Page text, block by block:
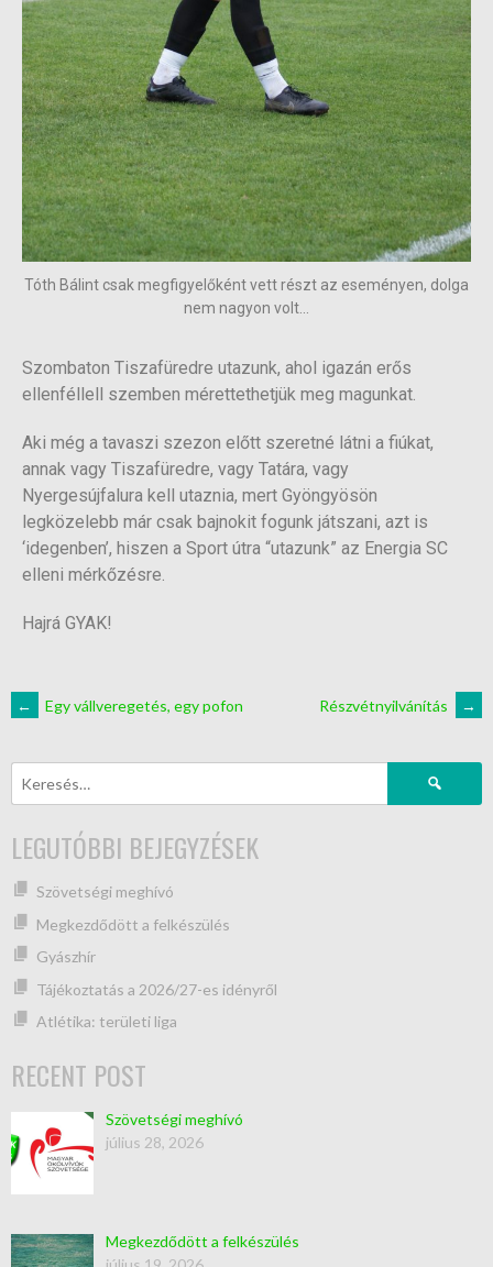
Tóth Bálint csak megfigyelőként vett részt az eseményen, dolga
nem nagyon volt...
Szombaton Tiszafüredre utazunk, ahol igazán erős
ellenféllell szemben mérettethetjük meg magunkat.
Aki még a tavaszi szezon előtt szeretné látni a fiúkat,
annak vagy Tiszafüredre, vagy Tatára, vagy
Nyergesújfalura kell utaznia, mert Gyöngyösön
legközelebb már csak bajnokit fogunk játszani, azt is
‘idegenben’, hiszen a Sport útra “utazunk” az Energia SC
elleni mérkőzésre.
Hajrá GYAK!
← Egy vállveregetés, egy pofon Részvétnyilvánítás →
LEGUTÓBBI BEJEGYZÉSEK
Szövetségi meghívó
Megkezdődött a felkészülés
Gyászhír
Tájékoztatás a 2026/27-es idényről
Atlétika: területi liga
RECENT POST
Szövetségi meghívó
július 28, 2026
Megkezdődött a felkészülés